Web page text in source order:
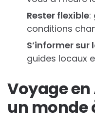
Rester flexible:
conditions
S’informer sur
guides locaux
Voyage
un monde